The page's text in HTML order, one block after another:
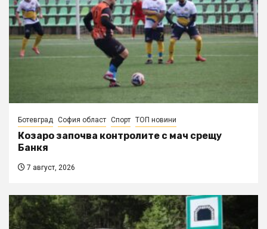
Ботевград София област Спорт ТОП новини
Козаро започва контролите с мач срещу
Банкя
7 август, 2026